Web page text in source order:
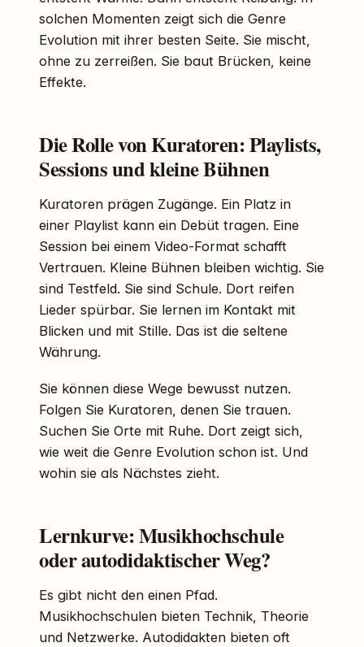
solchen Momenten zeigt sich die Genre
Evolution mit ihrer besten Seite. Sie mischt,
ohne zu zerreißen. Sie baut Brücken, keine
Effekte.
Die Rolle von Kuratoren: Playlists,
Sessions und kleine Bühnen
Kuratoren prägen Zugänge. Ein Platz in
einer Playlist kann ein Debüt tragen. Eine
Session bei einem Video-Format schafft
Vertrauen. Kleine Bühnen bleiben wichtig. Sie
sind Testfeld. Sie sind Schule. Dort reifen
Lieder spürbar. Sie lernen im Kontakt mit
Blicken und mit Stille. Das ist die seltene
Währung.
Sie können diese Wege bewusst nutzen.
Folgen Sie Kuratoren, denen Sie trauen.
Suchen Sie Orte mit Ruhe. Dort zeigt sich,
wie weit die Genre Evolution schon ist. Und
wohin sie als Nächstes zieht.
Lernkurve: Musikhochschule
oder autodidaktischer Weg?
Es gibt nicht den einen Pfad.
Musikhochschulen bieten Technik, Theorie
und Netzwerke. Autodidakten bieten oft